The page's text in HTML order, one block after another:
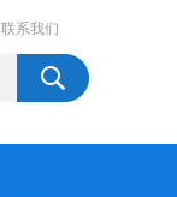
联系我们